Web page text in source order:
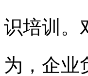
识培训。
为，企业